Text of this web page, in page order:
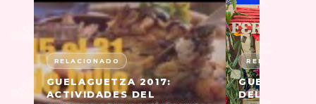
GUELAGUETZA 2017:
ACTIVIDADES DEL
DEL